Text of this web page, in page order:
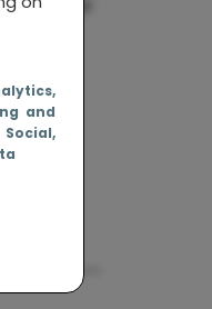
,
and
Social,